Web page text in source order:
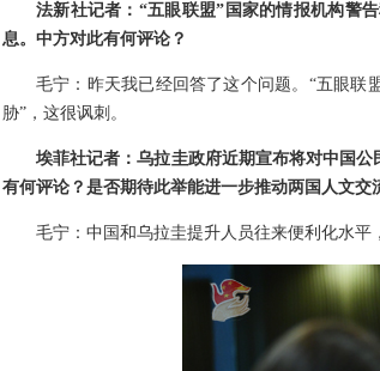
法新社记者：“五眼联盟”国家的情报机构警
息。中方对此有何评论？
毛宁：昨天我已经回答了这个问题。“五眼联
胁”，这很讽刺。
埃菲社记者：乌拉圭政府近期宣布将对中国
有何评论？是否期待此举能进一步推动两国人文交
毛宁：中国和乌拉圭提升人员往来便利化水平